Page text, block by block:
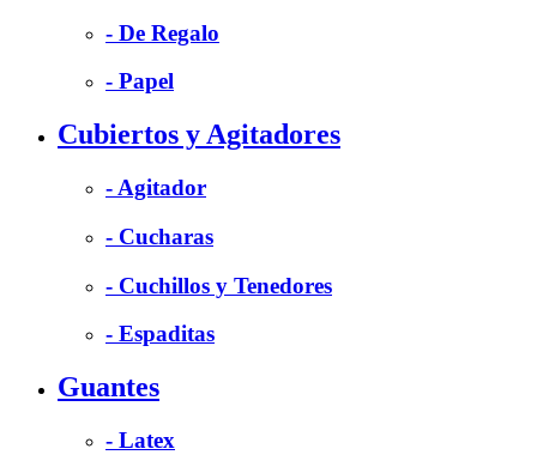
- De Regalo
- Papel
Cubiertos y Agitadores
- Agitador
- Cucharas
- Cuchillos y Tenedores
- Espaditas
Guantes
- Latex